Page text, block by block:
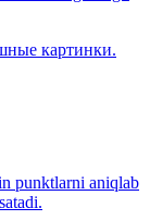
картинки.
punktlarni aniqlab